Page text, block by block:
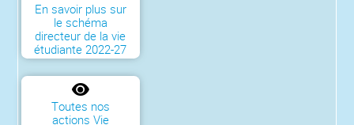
En savoir plus sur
le schéma
directeur de la vie
étudiante 2022-27
Toutes nos
actions Vie